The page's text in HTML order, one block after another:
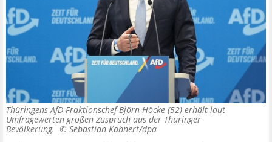
Thüringens AfD-Fraktionschef Björn Höcke (52) erhält laut
Umfragewerten großen Zuspruch aus der Thüringer
Bevölkerung. © Sebastian Kahnert/dpa